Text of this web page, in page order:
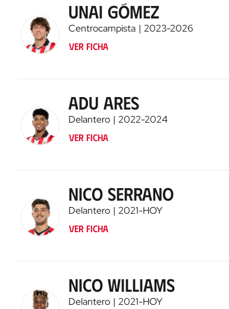
Unai Gómez
Centrocampista 2023-2026
Ver ficha
Adu Ares
Delantero 2022-2024
Ver ficha
Nico Serrano
Delantero 2021-HOY
Ver ficha
Nico Williams
Delantero 2021-HOY